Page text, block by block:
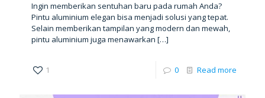
Ingin memberikan sentuhan baru pada rumah Anda?
Pintu aluminium elegan bisa menjadi solusi yang tepat.
Selain memberikan tampilan yang modern dan mewah,
pintu aluminium juga menawarkan […]
1 0 Read more